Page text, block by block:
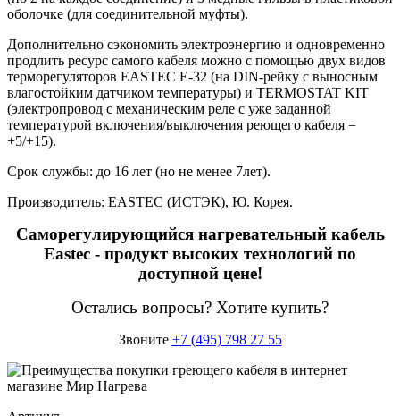
оболочке (для соединительной муфты).
Дополнительно сэкономить электроэнергию и одновременно
продлить ресурс самого кабеля можно с помощью двух видов
терморегуляторов EASTEC E-32 (на DIN-рейку с выносным
влагостойким датчиком температуры) и TERMOSTAT KIT
(электропровод с механическим реле с уже заданной
температурой включения/выключения реющего кабеля =
+5/+15).
Срок службы: до 16 лет (но не менее 7лет).
Производитель: EASTEC (ИСТЭК), Ю. Корея.
Саморегулирующийся нагревательный кабель
Eastec - продукт высоких технологий по
доступной цене!
Остались вопросы? Хотите купить?
Звоните +7 (495) 798 27 55